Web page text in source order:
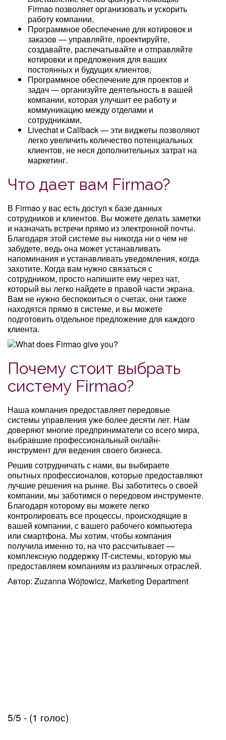
Firmao позволяет организовать и ускорить
работу компании,
Программное обеспечение для котировок и
заказов — управляйте, проектируйте,
создавайте, распечатывайте и отправляйте
котировки и предложения для ваших
постоянных и будущих клиентов,
Программное обеспечение для проектов и
задач — организуйте деятельность в вашей
компании, которая улучшит ее работу и
коммуникацию между отделами и
сотрудниками,
Livechat и Callback — эти виджеты позволяют
легко увеличить количество потенциальных
клиентов, не неся дополнительных затрат на
маркетинг.
Что дает вам Firmao?
В Firmao у вас есть доступ к базе данных
сотрудников и клиентов. Вы можете делать заметки
и назначать встречи прямо из электронной почты.
Благодаря этой системе вы никогда ни о чем не
забудете, ведь она может устанавливать
напоминания и устанавливать уведомления, когда
захотите. Когда вам нужно связаться с
сотрудником, просто напишите ему через чат,
который вы легко найдете в правой части экрана.
Вам не нужно беспокоиться о счетах, они также
находятся прямо в системе, и вы можете
подготовить отдельное предложение для каждого
клиента.
Почему стоит выбрать
систему Firmao?
Наша компания предоставляет передовые
системы управления уже более десяти лет. Нам
доверяют многие предприниматели со всего мира,
выбравшие профессиональный онлайн-
инструмент для ведения своего бизнеса.
Решив сотрудничать с нами, вы выбираете
опытных профессионалов, которые предоставляют
лучшие решения на рынке. Вы заботитесь о своей
компании, мы заботимся о передовом инструменте.
Благодаря которому вы можете легко
контролировать все процессы, происходящие в
вашей компании, с вашего рабочего компьютера
или смартфона. Мы хотим, чтобы компания
получила именно то, на что рассчитывает —
комплексную поддержку IT-системы, которую мы
предоставляем компаниям из различных отраслей.
Автор: Zuzanna Wójtowicz, Marketing Department
5/5 - (1 голос)